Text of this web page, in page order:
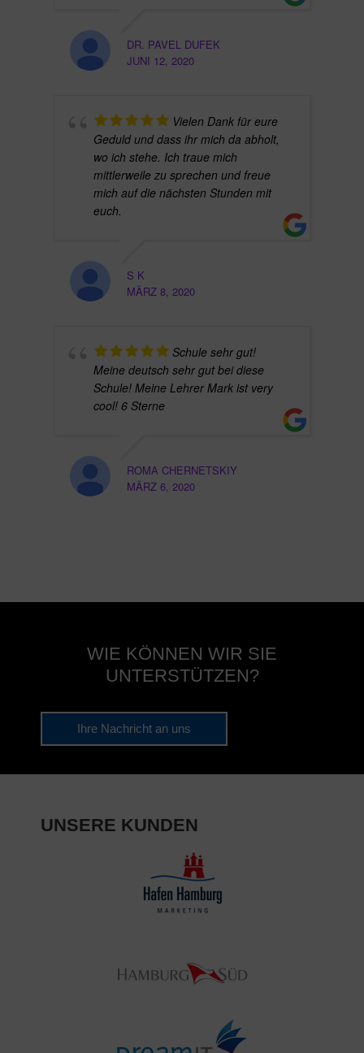
DR. PAVEL DUFEK
JUNI 12, 2020
Vielen Dank für eure
Geduld und dass ihr mich da abholt,
wo ich stehe. Ich traue mich
mittlerweile zu sprechen und freue
mich auf die nächsten Stunden mit
euch.
S K
MÄRZ 8, 2020
Schule sehr gut!
Meine deutsch sehr gut bei diese
Schule! Meine Lehrer Mark ist very
cool! 6 Sterne
ROMA CHERNETSKIY
MÄRZ 6, 2020
WIE KÖNNEN WIR SIE
UNTERSTÜTZEN?
Ihre Nachricht an uns
UNSERE KUNDEN